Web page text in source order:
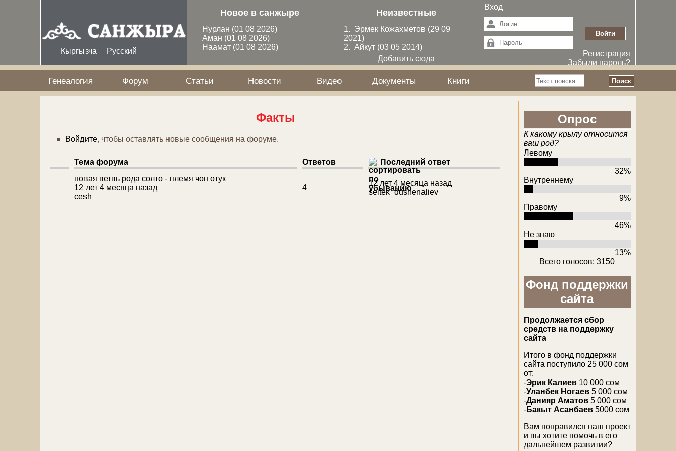
Кыргызча Русский
Новое в санжыре
Нурлан (01 08 2026)
Аман (01 08 2026)
Наамат (01 08 2026)
Неизвестные
1. Эрмек Кожахметов (29 09
2021)
2. Айкут (03 05 2014)
Добавить сюда
Вход
Регистрация
Забыли пароль?
Генеалогия Форум Статьи Новости Видео Документы Книги Форма поиска
Поиск
Опрос
К какому крылу относится
ваш род?
Левому
32%
Внутреннему
9%
Правому
46%
Не знаю
13%
Всего голосов: 3150
Фонд поддержки
сайта
Продолжается сбор
средств на поддержку
сайта
Итого в фонд поддержки
сайта поступило 25 000 сом
от:
-Эрик Калиев10 000 сом
-Уланбек Ногаев 5 000 сом
-Данияр Аматов5 000 сом
-Бакыт Асанбаев 5000 сом
Вам понравился наш проект
и вы хотите помочь в его
дальнейшем развитии?
Факты
Войдите, чтобы оставлять новые сообщения на форуме.
Тема форума Ответов Последний ответ
Обычная тема
новая ветвь рода солто - племя чон отук
12 лет 4 месяца назад
cesh
4
12 лет 4 месяца назад
seitek_dushenaliev